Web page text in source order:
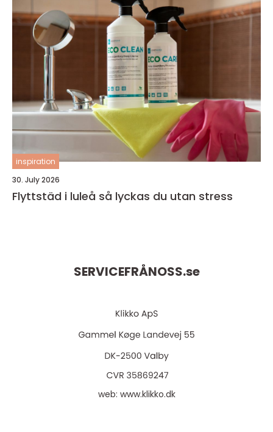
inspiration
30. July 2026
Flyttstäd i luleå så lyckas du utan stress
SERVICEFRÅNOSS.se
web: www.klikko.dk